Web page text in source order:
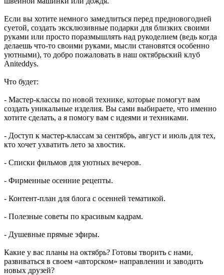
Если вы хотите немного замедлиться перед предновогодней
суетой, создать эксклюзивные подарки для близких своими
руками или просто поразмышлять над рукоделием (ведь когда
делаешь что-то своими руками, мысли становятся особенно
уютными), то добро пожаловать в наш октябрьский клуб
Aniteddys.
Что будет:
- Мастер-классы по новой технике, которые помогут вам
создать уникальные изделия. Вы сами выбираете, что именно
хотите сделать, а я помогу вам с идеями и техниками.
- Доступ к мастер-классам за сентябрь, август и июль для тех,
кто хочет ухватить лето за хвостик.
- Списки фильмов для уютных вечеров.
- Фирменные осенние рецепты.
- Контент-план для блога с осенней тематикой.
- Полезные советы по красивым кадрам.
- Душевные прямые эфиры.
Какие у вас планы на октябрь? Готовы творить с нами,
развиваться в своем «авторском» направлении и заводить
новых друзей?